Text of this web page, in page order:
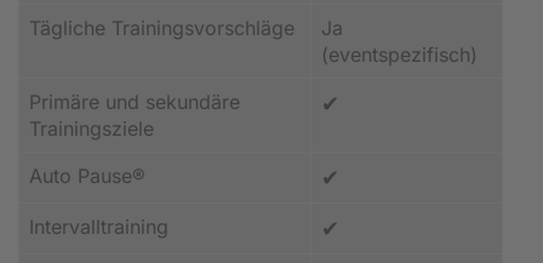
Tägliche Trainingsvorschläge
Ja
(eventspezifisch)
Primäre und sekundäre
Trainingsziele
✔
Auto Pause® ✔
Intervalltraining ✔